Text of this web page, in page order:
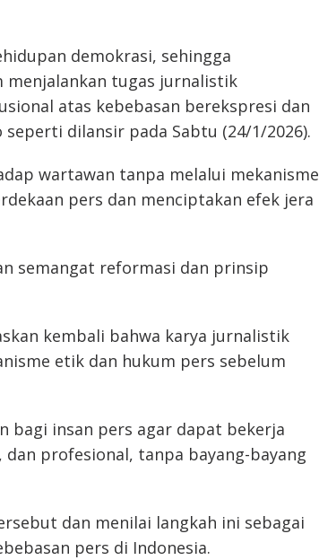
demokrasi, sehingga
menjalankan tugas jurnalistik
atas kebebasan berekspresi dan
dilansir pada Sabtu (24/1/2026).
wartawan tanpa melalui mekanisme
pers dan menciptakan efek jera
semangat reformasi dan prinsip
kembali bahwa karya jurnalistik
etik dan hukum pers sebelum
bagi insan pers agar dapat bekerja
profesional, tanpa bayang-bayang
dan menilai langkah ini sebagai
pers di Indonesia.